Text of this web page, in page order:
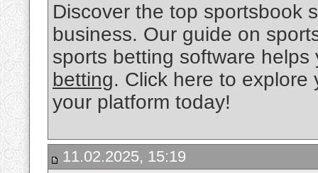
Discover the top sportsbook
business. Our guide on
sports betting software
betting. Click here to
your platform today!
11.02.2025, 15:19